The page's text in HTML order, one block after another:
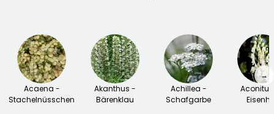
Acaena -
Stachelnüsschen
Akanthus -
Bärenklau
Achillea -
Schafgarbe
→